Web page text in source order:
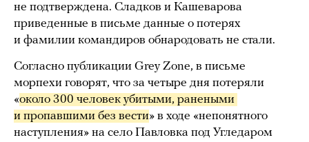
не подтверждена. Сладков и Кашеварова
приведенные в письме данные о потерях
и фамилии командиров обнародовать не стали.
Согласно публикации Grey Zone, в письме
морпехи говорят, что за четыре дня потеряли
«около 300 человек убитыми, ранеными
и пропавшими без вести» в ходе «непонятного
наступления» на село Павловка под Угледаром